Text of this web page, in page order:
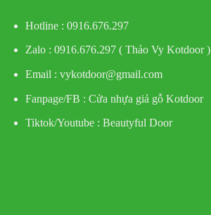
Hotline : 0916.676.297
Zalo : 0916.676.297 ( Thảo Vy Kotdoor )
Email : vykotdoor@gmail.com
Fanpage/FB : Cửa nhựa giả gỗ Kotdoor
Tiktok/Youtube : Beautyful Door